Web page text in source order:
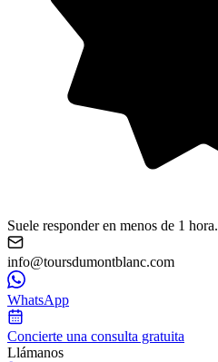
Suele responder en menos de 1 hora.
info@toursdumontblanc.com
WhatsApp
Concierte una consulta gratuita
Llámanos